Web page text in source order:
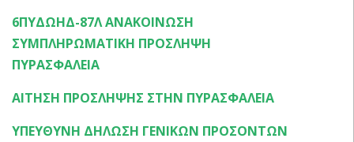
6ΠΥΔΩΗΔ-87Λ ΑΝΑΚΟΙΝΩΣΗ
ΣΥΜΠΛΗΡΩΜΑΤΙΚΗ ΠΡΟΣΛΗΨΗ
ΠΥΡΑΣΦΑΛΕΙΑ
ΑΙΤΗΣΗ ΠΡΟΣΛΗΨΗΣ ΣΤΗΝ ΠΥΡΑΣΦΑΛΕΙΑ
ΥΠΕΥΘΥΝΗ ΔΗΛΩΣΗ ΓΕΝΙΚΩΝ ΠΡΟΣΟΝΤΩΝ